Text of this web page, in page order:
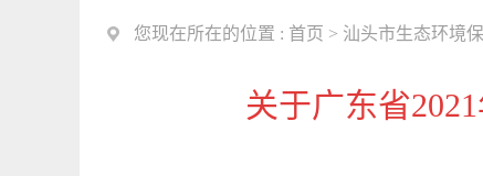
您现在所在的位置 : 首页 > 汕头市生态环境
关于广东省